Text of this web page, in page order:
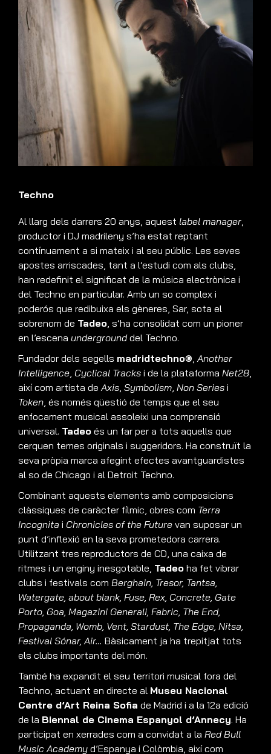
Techno
Al llarg dels darrers 20 anys, aquest label manager,
productor i DJ madrileny s’ha estat reptant
contínuament a si mateix i al seu públic. Les seves
apostes arriscades, tant a l’estudi com als clubs,
han redefinit el significat de la música electrònica i
del Techno en particular. Amb un so complex i
poderós que redibuixa els gèneres, Sar, sota el
sobrenom de Tadeo, s’ha consolidat com un pioner
en l’escena undergrounddel Techno.
Fundador dels segells madridtechno®,Another
Intelligence, Cyclical Tracks i de la plataforma Net28,
així com artista deAxis, Symbolism, Non Series i
Token, és només qüestió de temps que el seu
enfocament musical assoleixi una comprensió
universal. Tadeo és un far per a tots aquells que
cerquen temes originals i suggeridors. Ha construït la
seva pròpia marca afegint efectes avantguardistes
al so de Chicago i al Detroit Techno.
Combinant aquests elements amb composicions
clàssiques de caràcter fílmic, obres com Terra
Incognita i Chronicles of the Future van suposar un
punt d’inflexió en la seva prometedora carrera.
Utilitzant tres reproductors de CD, una caixa de
ritmes i un enginy inesgotable, Tadeo ha fet vibrar
clubs i festivals com Berghain, Tresor, Tantsa,
Watergate, about blank, Fuse, Rex, Concrete, Gate
Porto, Goa, Magazini Generali, Fabric, The End,
Propaganda, Womb, Vent, Stardust, The Edge, Nitsa,
Festival Sónar, Air… Bàsicament ja ha trepitjat tots
els clubs importants del món.
També ha expandit el seu territori musical fora del
Techno, actuant en directe al Museu Nacional
Centre d’Art Reina Sofia de Madrid i a la 12a edició
de la Biennal de Cinema Espanyol d’Annecy. Ha
participat en xerrades com a convidat a la Red Bull
Music Academy d’Espanya i Colòmbia, així com